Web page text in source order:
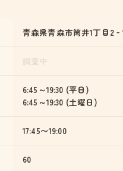
青森県青森市筒井1丁目
6:45～19:30 (平日)
6:45～19:30 (土曜日)
17:45〜19:00
60